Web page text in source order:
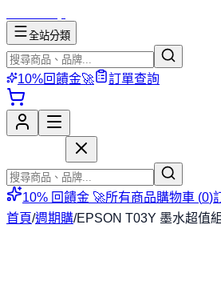
全站分類
10%回饋金🚀 訂單查詢
10% 回饋金 🚀所有商品購物車 (0)
首頁/週期購/EPSON T03Y 墨水超值